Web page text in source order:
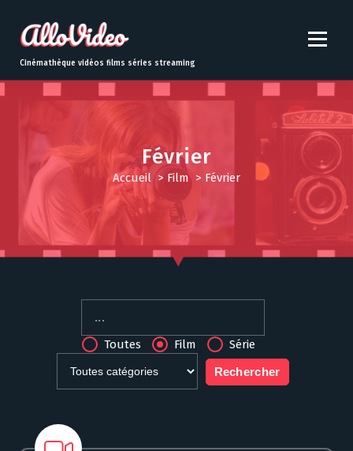
t
o
Cinémathèque vidéos films séries streaming
Février
Accueil> Film> Février
Toutes Film Série